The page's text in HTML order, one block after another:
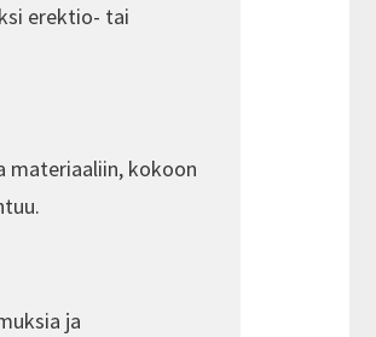
erektio- tai
materiaaliin, kokoon
ja